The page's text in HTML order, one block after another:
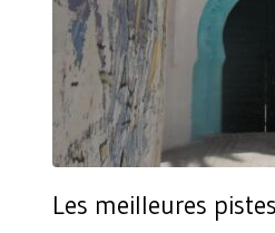
Les meilleures